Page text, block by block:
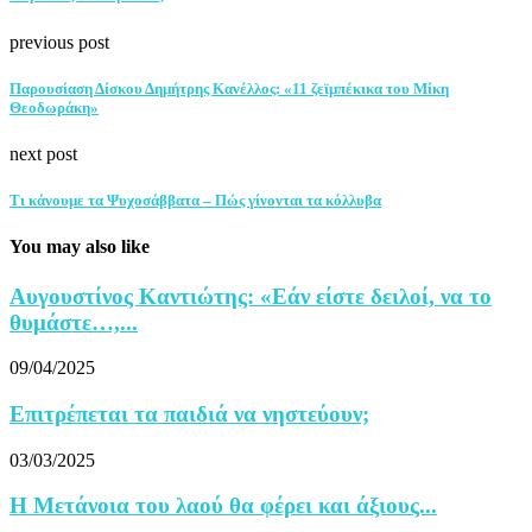
previous post
Παρουσίαση Δίσκου Δημήτρης Κανέλλος: «11 ζεϊμπέκικα του Μίκη
Θεοδωράκη»
next post
Τι κάνουμε τα Ψυχοσάββατα – Πώς γίνονται τα κόλλυβα
You may also like
Αυγουστίνος Καντιώτης: «Εάν είστε δειλοί, να το
θυμάστε…,...
09/04/2025
Επιτρέπεται τα παιδιά να νηστεύουν;
03/03/2025
Η Μετάνοια του λαού θα φέρει και άξιους...